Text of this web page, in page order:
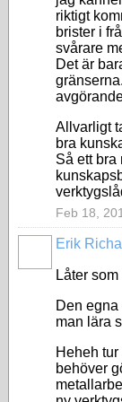
riktigt
brister i
svårare
Det är
Allvarligt
bra
Så ett bra
Feb 18,
Erik
Låter
Den
man lära
Heheh
behöver